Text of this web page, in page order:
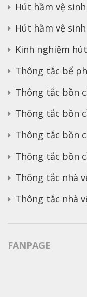
Hút hầm vệ
Hút hầm vệ
Kinh nghiệm
Thông tắc bể
Thông tắc bồn
Thông tắc bồn
Thông tắc bồn
Thông tắc bồn
Thông tắc nhà
Thông tắc nhà
FANPAGE